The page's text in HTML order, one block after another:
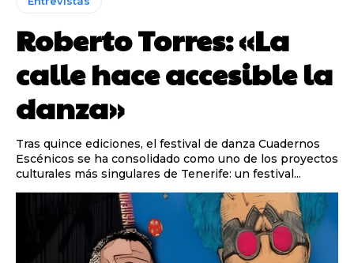
Roberto Torres: «La
calle hace accesible la
danza»
Tras quince ediciones, el festival de danza Cuadernos
Escénicos se ha consolidado como uno de los proyectos
culturales más singulares de Tenerife: un festival...